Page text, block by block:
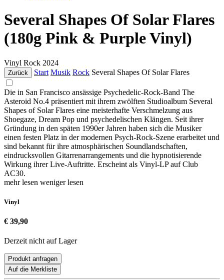
Several Shapes Of Solar Flares
(180g Pink & Purple Vinyl)
Vinyl Rock 2024
Zurück Start Musik Rock Several Shapes Of Solar Flares
Die in San Francisco ansässige Psychedelic-Rock-Band The
Asteroid No.4 präsentiert mit ihrem zwölften Studioalbum Several
Shapes of Solar Flares eine meisterhafte Verschmelzung aus
Shoegaze, Dream Pop und psychedelischen Klängen. Seit ihrer
Gründung in den späten 1990er Jahren haben sich die Musiker
einen festen Platz in der modernen Psych-Rock-Szene erarbeitet und
sind bekannt für ihre atmosphärischen Soundlandschaften,
eindrucksvollen Gitarrenarrangements und die hypnotisierende
Wirkung ihrer Live-Auftritte. Erscheint als Vinyl-LP auf Club
AC30.
mehr lesen weniger lesen
Vinyl
€ 39,90
Derzeit nicht auf Lager
Produkt anfragen
Auf die Merkliste